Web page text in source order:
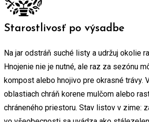
Starostlivosť po výsadbe
Na jar odstráň suché listy a udržuj okolie
Hnojenie nie je nutné, ale raz za sezónu
kompost alebo hnojivo pre okrasné trávy.
oblastiach chráň korene mulčom alebo
chráneného priestoru. Stav listov v zime: